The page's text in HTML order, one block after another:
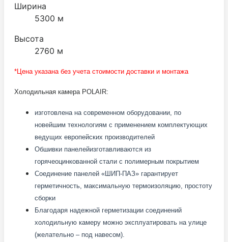
Ширина
5300 м
Высота
2760 м
*Цена указана без учета стоимости доставки и монтажа
Холодильная камера POLAIR:
изготовлена на современном оборудовании, по
новейшим технологиям с применением комплектующих
ведущих европейских производителей
Обшивки панелейизготавливаются из
горячеоцинкованной стали с полимерным покрытием
Соединение панелей «ШИП-ПАЗ» гарантирует
герметичность, максимальную термоизоляцию, простоту
сборки
Благодаря надежной герметизации соединений
холодильную камеру можно эксплуатировать на улице
(желательно – под навесом).